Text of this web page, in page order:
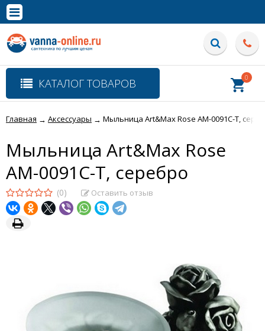
Полная версия сайта
КАТАЛОГ ТОВАРОВ 0
Главная → Аксессуары → Мыльница Art&Max Rose AM-0091C-T,
Мыльница Art&Max Rose
AM-0091C-T, серебро
(0) Оставить отзыв